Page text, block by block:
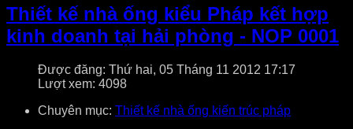
Thiết kế nhà ống kiểu Pháp kết hợp
kinh doanh tại hải phòng - NOP 0001
Được đăng: Thứ hai, 05 Tháng 11 2012 17:17
Lượt xem: 4098
Chuyên mục: Thiết kế nhà ống kiến trúc pháp